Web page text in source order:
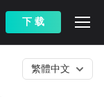
下 载
繁體中文